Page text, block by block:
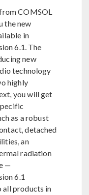
COMSOL
the new
in
6.1. The
new
technology
highly
you will get
as a robust
detached
an
radiation
—
6.1
all products in